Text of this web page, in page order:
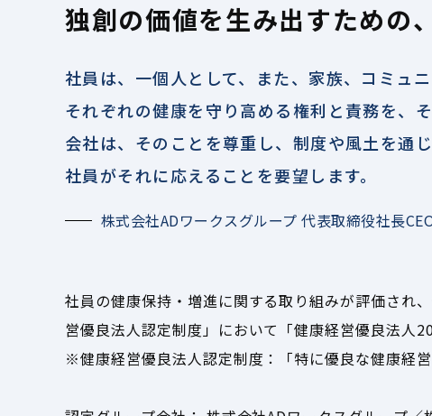
独創の価値を生み出すための、
社員は、一個人として、また、家族、 コミュ
それぞれの健康を守り高める権利と責務を、
会社は、そのことを尊重し、制度や風土を通
社員がそれに応えることを要望します。
株式会社ADワークスグループ代表取締役社長
社員の健康保持・増進に関する取り組みが評価され
営優良法人認定制度」において「健康経営優良法人
※健康経営優良法人認定制度：「特に優良な健康経